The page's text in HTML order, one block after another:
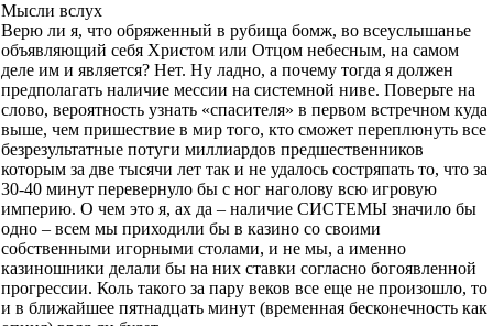
Мысли вслух
Верю ли я, что обряженный в рубища бомж, во всеуслышанье
объявляющий себя Христом или Отцом небесным, на самом
деле им и является? Нет. Ну ладно, а почему тогда я должен
предполагать наличие мессии на системной ниве. Поверьте на
слово, вероятность узнать «спасителя» в первом встречном куда
выше, чем пришествие в мир того, кто сможет переплюнуть все
безрезультатные потуги миллиардов предшественников
которым за две тысячи лет так и не удалось состряпать то, что за
30-40 минут перевернуло бы с ног наголову всю игровую
империю. О чем это я, ах да – наличие СИСТЕМЫ значило бы
одно – всем мы приходили бы в казино со своими
собственными игорными столами, и не мы, а именно
казиношники делали бы на них ставки согласно богоявленной
прогрессии. Коль такого за пару веков все еще не произошло, то
и в ближайшее пятнадцать минут (временная бесконечность как